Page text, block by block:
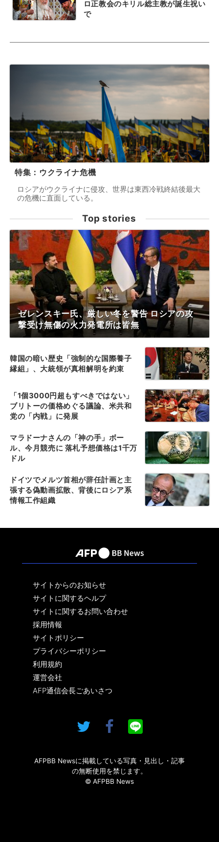
ロ正教会のキリル総主教が誕生祝い
で
特集：ウクライナ危機
ロシアがウクライナに侵攻、世界は東西冷戦終結後最大
の危機に直面している。
Top stories
ゼレンスキー氏、厳しい冬を警告 ロシアの攻
撃受け無傷の火力発電所は皆無
韓国の暗い歴史「強制的な国際養子
縁組」、大統領が真相解明を約束
「1個3000円超もすべきではない」
ブリトーの価格めぐる議論、米共和
党の「内戦」に発展
マラドーナさんの「神の手」ボー
ル、今月競売に 落札予想価格は1千万
ドル
ドイツでメルツ首相が辞任計画と主
張する偽動画拡散、背後にロシア系
情報工作組織
サイトからのお知らせ
サイトに関するヘルプ
サイトに関するお問い合わせ
採用情報
サイトポリシー
プライバシーポリシー
利用規約
運営会社
AFP通信会長ごあいさつ
AFPBB Newsに掲載している写真・見出し・記事
の無断使用を禁じます。
© AFPBB News